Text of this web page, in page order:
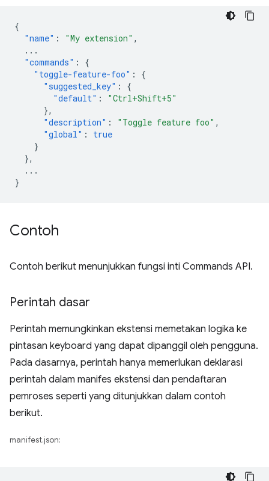
{
"name" : "My extension" ,
...
"commands" :
{
"toggle-feature-foo" :
{
"suggested_key" :
{
"default" :
"Ctrl+Shift+5"
},
"description" : "Toggle feature foo" ,
"global" :
true
}
},
...
}
Contoh
Contoh berikut menunjukkan fungsi inti Commands API.
Perintah dasar
Perintah memungkinkan ekstensi memetakan logika ke
pintasan keyboard yang dapat dipanggil oleh pengguna.
Pada dasarnya, perintah hanya memerlukan deklarasi
perintah dalam manifes ekstensi dan pendaftaran
pemroses seperti yang ditunjukkan dalam contoh
berikut.
manifest.json: